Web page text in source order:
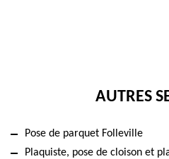
AUTRES
Pose de parquet Folleville
Plaquiste, pose de cloison et